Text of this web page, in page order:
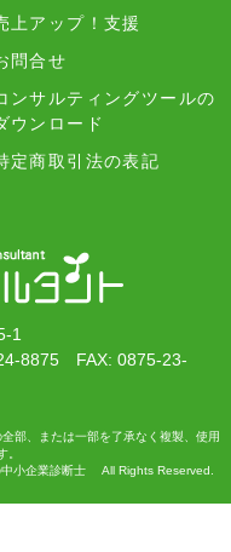
上アップ！支援
問合せ
ンサルティングツールの
ウンロード
定商取引法の表記
1
8875 FAX: 0875-23-
部、または一部を了承なく複製、使用
。
小企業診断士 All Rights Reserved.